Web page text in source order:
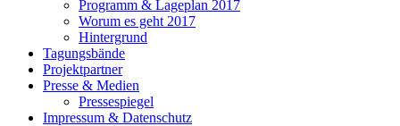
Programm & Lageplan 2017
Worum es geht 2017
Hintergrund
Tagungsbände
Projektpartner
Presse & Medien
Pressespiegel
Impressum & Datenschutz